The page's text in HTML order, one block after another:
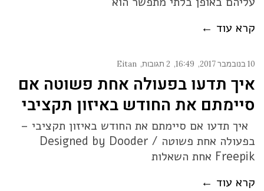
קרא עוד ←
10 בנובמבר 2017 16:49 2 תגובות Eitan
איך תדעו בפעולה אחת פשוטה אם
סיימתם את החודש באיזון תקציבי
איך תדעו אם סיימתם את החודש באיזון תקציבי –
בפעולה אחת פשוטה Designed by Dooder /
Freepik אחת השאלות
קרא עוד ←